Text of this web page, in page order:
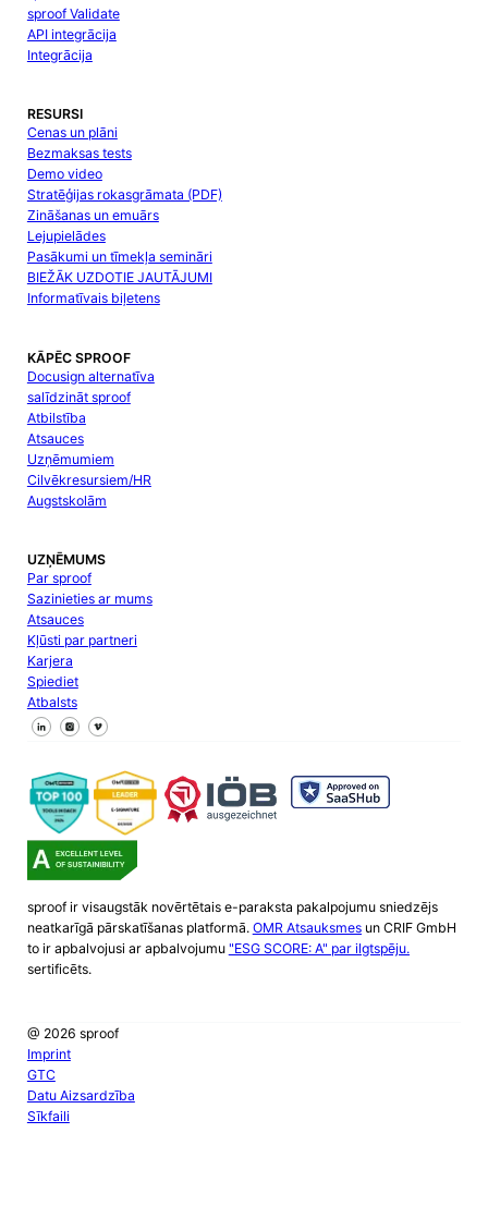
sproof Validate
API integrācija
Integrācija
RESURSI
Cenas un plāni
Bezmaksas tests
Demo video
Stratēģijas rokasgrāmata (PDF)
Zināšanas un emuārs
Lejupielādes
Pasākumi un tīmekļa semināri
BIEŽĀK UZDOTIE JAUTĀJUMI
Informatīvais biļetens
KĀPĒC SPROOF
Docusign alternatīva
salīdzināt sproof
Atbilstība
Atsauces
Uzņēmumiem
Cilvēkresursiem/HR
Augstskolām
UZŅĒMUMS
Par sproof
Sazinieties ar mums
Atsauces
Kļūsti par partneri
Karjera
Spiediet
Atbalsts
Sekojiet mums Facebook
Sekojiet mums X
Sekojiet mums LinkedIn
sproof ir visaugstāk novērtētais e-paraksta pakalpojumu sniedzējs
neatkarīgā pārskatīšanas platformā. OMR Atsauksmesun CRIF GmbH
to ir apbalvojusi ar apbalvojumu "ESG SCORE: A" par ilgtspēju.
sertificēts.
@ 2026 sproof
Imprint
GTC
Datu Aizsardzība
Sīkfaili